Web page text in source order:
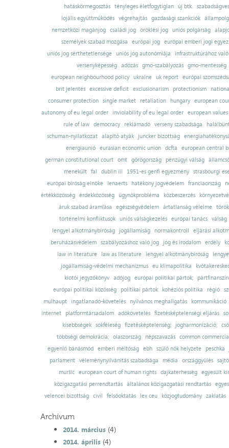
hatáskörmegosztás tényleges életfogytiglan új btk.
lojális együttműködés
végrehajtás gazdasági szankciók
nemzetközi magánjog
családi jog öröklési jog uniós polgárság
személyek szabad mozgása
európai jog európai emberi jogi
uniós jog sérthetetlensége uniós jog autonómiája
infrastruktúrához
versenyképesség adózás gmo-szabályozás gmo-mentesség
european neighbourhood policy
ukraine uk report
európai
brit jelentés excessive deficit exclusionarism protectionism
consumer protection
single market retaliation hungary
european
autonomy of eu legal order
inviolability of eu legal order
european values
rule of law
democracy reklámadó verseny szabadsága
schuman-nyilatkozat alapító atyák juncker bizottság
energiaunió eurasian economic union dcfta
european central
german constitutional court
omt görögország pénzügyi válság
menekült
fal dublin iii 1951-es genfi egyezmény
strasbourgi
európai bíróság elnöke
lenaerts hatékony jogvédelem franciaország
értékközösség
érdekközösség ügynökprobléma közbeszerzés
áruk szabad áramlása
egészségvédelem ártatlanság vélelme
történelmi konfliktusok uniós válságkezelés európai tanács válság
lengyel alkotmánybíróság
jogállamiság normakontroll
eljárási
beruházásvédelem
szabályozáshoz való jog jog és irodalom erdély
law in literature
law as literature lengyel alkotmánybíróság
jogállamiság-védelmi mechanizmus
eu klímapolitika
kiotói jegyzőkönyv adójog európai politikai pártok;
európai politikai közösség
politikai pártok kohéziós politika régió
mulhaupt
ingatlanadó-követelés nyilvános meghallgatás
kommunikáció
internet
platformtársadalom adókövetelés fizetésképtelenségi eljárás
kisebbségek sokféleség fizetésképtelenség; jogharmonizáció;
többségi demokrácia; olaszország népszavazás common
egyenlő bánásmód emberi méltóság ebh szülő nők helyzete
peschka
parlament
véleménynyilvánítás szabadsága média országgyűlés
muršić
european court of human rights dajkaterhesség
egyesült
közigazgatási perrendtartás
általános közigazgatási rendtartás
velencei bizottság
civil felsőoktatás lex ceu közjogtudomány zaklatás
Archívum
2014. március(4)
2014. április(4)